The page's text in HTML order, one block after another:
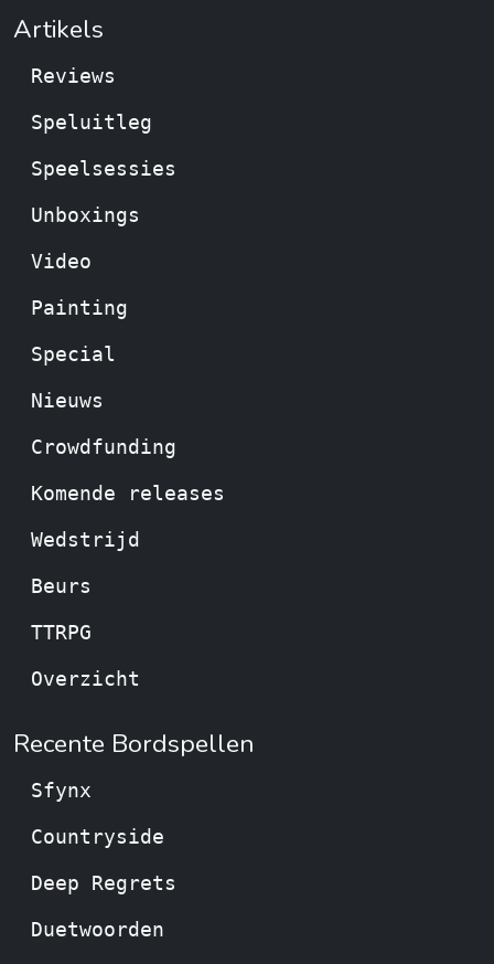
Artikels
Reviews
Speluitleg
Speelsessies
Unboxings
Video
Painting
Special
Nieuws
Crowdfunding
Komende releases
Wedstrijd
Beurs
TTRPG
Overzicht
Recente Bordspellen
Sfynx
Countryside
Deep Regrets
Duetwoorden